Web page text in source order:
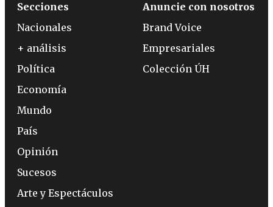
Secciones
Nacionales
+ análisis
Política
Economía
Mundo
País
Opinión
Sucesos
Arte y Espectáculos
Anuncie con nosotros
Brand Voice
Empresariales
Colección ÚH